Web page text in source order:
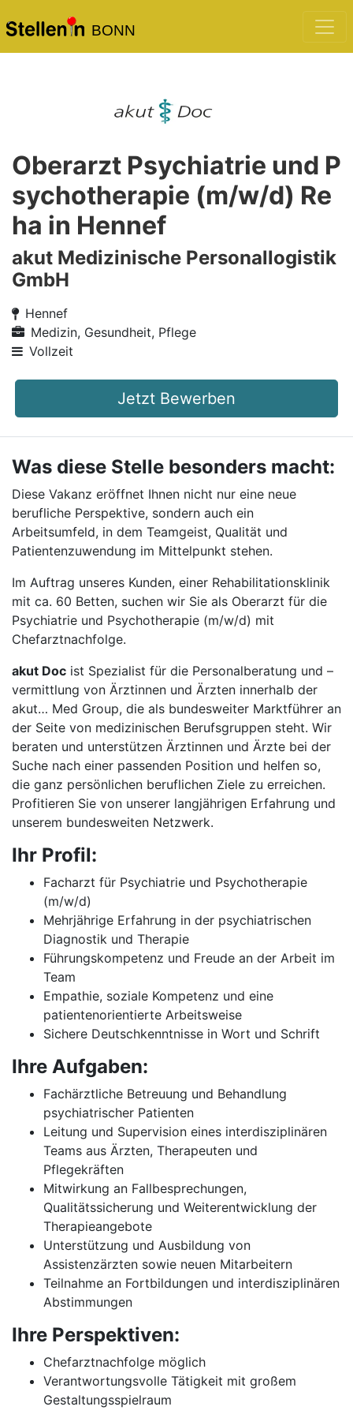
BONN
Oberarzt Psychiatrie und P
sychotherapie (m/w/d) Re
ha in Hennef
akut Medizinische Personallogistik
GmbH
Hennef
Medizin, Gesundheit, Pflege
Vollzeit
Jetzt Bewerben
Was diese Stelle besonders macht:
Diese Vakanz eröffnet Ihnen nicht nur eine neue
berufliche Perspektive, sondern auch ein
Arbeitsumfeld, in dem Teamgeist, Qualität und
Patientenzuwendung im Mittelpunkt stehen.
Im Auftrag unseres Kunden, einer Rehabilitationsklinik
mit ca. 60 Betten, suchen wir Sie als Oberarzt für die
Psychiatrie und Psychotherapie (m/w/d) mit
Chefarztnachfolge.
akut Doc ist Spezialist für die Personalberatung und –
vermittlung von Ärztinnen und Ärzten innerhalb der
akut… Med Group, die als bundesweiter Marktführer an
der Seite von medizinischen Berufsgruppen steht. Wir
beraten und unterstützen Ärztinnen und Ärzte bei der
Suche nach einer passenden Position und helfen so,
die ganz persönlichen beruflichen Ziele zu erreichen.
Profitieren Sie von unserer langjährigen Erfahrung und
unserem bundesweiten Netzwerk.
Ihr Profil:
Facharzt für Psychiatrie und Psychotherapie
(m/w/d)
Mehrjährige Erfahrung in der psychiatrischen
Diagnostik und Therapie
Führungskompetenz und Freude an der Arbeit im
Team
Empathie, soziale Kompetenz und eine
patientenorientierte Arbeitsweise
Sichere Deutschkenntnisse in Wort und Schrift
Ihre Aufgaben:
Fachärztliche Betreuung und Behandlung
psychiatrischer Patienten
Leitung und Supervision eines interdisziplinären
Teams aus Ärzten, Therapeuten und
Pflegekräften
Mitwirkung an Fallbesprechungen,
Qualitätssicherung und Weiterentwicklung der
Therapieangebote
Unterstützung und Ausbildung von
Assistenzärzten sowie neuen Mitarbeitern
Teilnahme an Fortbildungen und interdisziplinären
Abstimmungen
Ihre Perspektiven:
Chefarztnachfolge möglich
Verantwortungsvolle Tätigkeit mit großem
Gestaltungsspielraum